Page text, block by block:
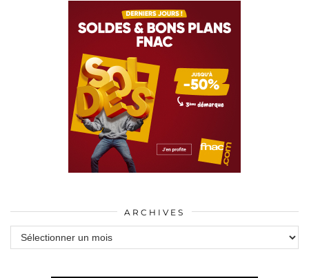
ARCHIVES
Archives